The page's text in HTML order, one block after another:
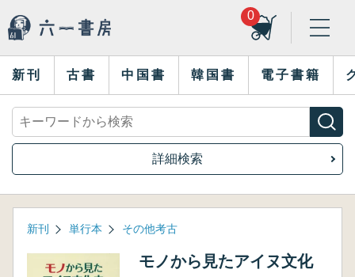
0
新刊 古書 中国書 韓国書 電子書籍
詳細検索
新刊 単行本 その他考古
モノから見たアイヌ文化